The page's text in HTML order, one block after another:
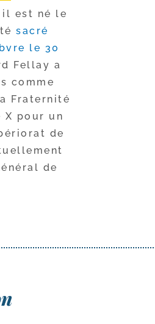
il est né le
sacré
le 30
Fellay a
comme
Fraternité
X pour un
de
de